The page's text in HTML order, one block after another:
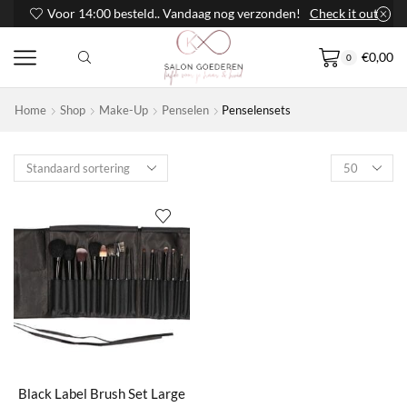
Voor 14:00 besteld.. Vandaag nog verzonden! Check it out
0 €0,00
Home Shop Make-Up Penselen Penselensets
Products
per
Black Label Brush Set Large